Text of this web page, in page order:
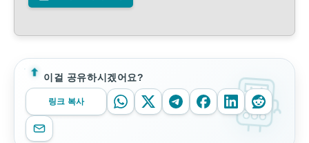
이걸 공유하시겠어요?
링크 복사